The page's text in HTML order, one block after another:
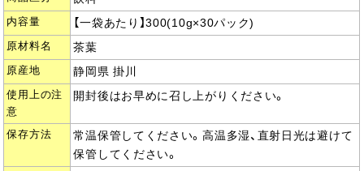
内容量 【一袋あたり】300(10g×30パック)
原材料名 茶葉
原産地 静岡県 掛川
使用上の注
意
開封後はお早めに召し上がりください。
保存方法
常温保管してください。高温多湿、直射日光は避けて
保管してください。